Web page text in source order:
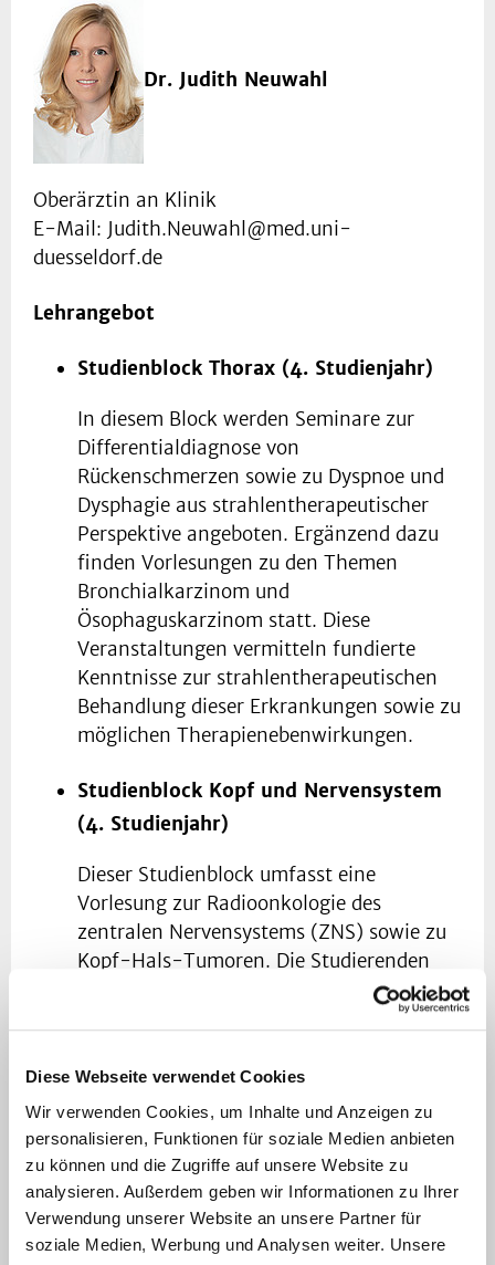
Diese Webseite verwendet Cookies
Wir verwenden Cookies, um Inhalte und Anzeigen zu
personalisieren, Funktionen für soziale Medien anbieten
zu können und die Zugriffe auf unsere Website zu
analysieren. Außerdem geben wir Informationen zu Ihrer
Verwendung unserer Website an unsere Partner für
soziale Medien, Werbung und Analysen weiter. Unsere
Dr. Judith Neuwahl
Oberärztin an Klinik
E-Mail: Judith.Neuwahl@med.uni-
duesseldorf.de
Lehrangebot
Studienblock Thorax (4. Studienjahr)
In diesem Block werden Seminare zur
Differentialdiagnose von
Rückenschmerzen sowie zu Dyspnoe und
Dysphagie aus strahlentherapeutischer
Perspektive angeboten. Ergänzend dazu
finden Vorlesungen zu den Themen
Bronchialkarzinom und
Ösophaguskarzinom statt. Diese
Veranstaltungen vermitteln fundierte
Kenntnisse zur strahlentherapeutischen
Behandlung dieser Erkrankungen sowie zu
möglichen Therapienebenwirkungen.
Studienblock Kopf und Nervensystem
(4. Studienjahr)
Dieser Studienblock umfasst eine
Vorlesung zur Radioonkologie des
zentralen Nervensystems (ZNS) sowie zu
Kopf-Hals-Tumoren. Die Studierenden
erhalten dabei eine Einführung in die
in die strahlentherapeutischen
Behandlungsoptionen dieser
Tumorentitäten.
Studienblock Onkologie (5.
Studienjahr)